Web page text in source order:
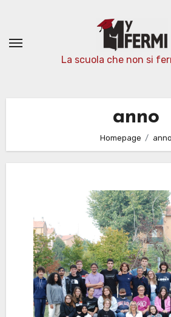
contenuto
La scuola che non si
anno
Homepage anno